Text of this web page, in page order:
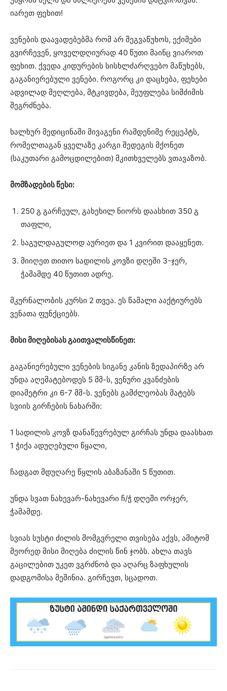
იარეთ ფეხით!
ვენების დაავადებებმა რომ არ შეგვაწუხოს, ექიმები
გვირჩევენ, ყოველდღიურად 40 წუთი მაინც ვიაროთ
ფეხით. ქვედა კიდურების სისხლძარღვებო მაწუხებს,
გაგანიერებული ვენები. როგორც კი დაცხება, ფეხები
ადვილად მეღლება, მტკივდება, მეუფლება სიმძიმის
შეგრძნება.
ხალხურ მედიცინაში მივაგენი რამდენიმე რეცეპტს,
რომელთაგან ყველაზე კარგი შედეგის მქონეთ
(საკუთარი გამოცდილებით) მკითხველებს ვთავაზობ.
მომზადების წესი:
250 გ გარჩეულ, გახეხილ ნიორს დაასხით 350 გ
თაფლი,
საგულდაგულოდ აურიეთ და 1 კვირით დააყენეთ.
მიიღეთ თითო სადილის კოვზი დღეში 3-ჯერ,
ჭამამდე 40 წუთით ადრე.
მკურნალობის კურსი 2 თვეა. ეს წამალი ააქტიურებს
ვენათა ფუნქციებს.
მისი მიღებისას გაითვალისწინეთ:
გაგანიერებული ვენების სიგანე კანის ზედაპირზე არ
უნდა აღემატებოდეს 5 მმ-ს, ვენური კვანძების
დიამეტრი კი 6-7 მმ-ს. ვენებს გამძლეობას მატებს
სვიის გირჩების ნახარში:
1 სადილის კოვზ დანაწევრებულ გირჩას უნდა დაასხათ
1 ჭიქა ადუღებული წყალი,
ჩადგათ მდუღარე წყლის აბაზანაში 5 წუთით.
უნდა სვათ ნახევარ-ნახევარი ჩ/ჭ დღეში ორჯერ,
ჭამამდე.
სვიას სუსტი ძილის მომგვრელი თვისება აქვს, ამიტომ
მეორედ მისი მიღება ძილის წინ ჯობს. ახლა თავს
გაცილებით უკეთ ვგრძნობ და აღარც ზაფხულის
დადგომისა მეშინია. გირჩევთ, სცადოთ.